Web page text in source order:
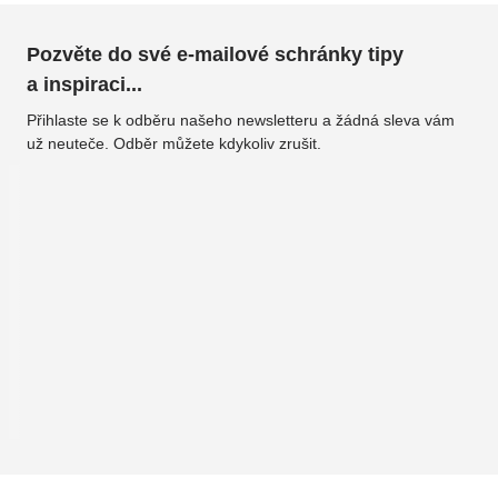
Pozvěte do své e-mailové schránky tipy
a inspiraci...
Přihlaste se k odběru našeho newsletteru a žádná sleva vám
už neuteče. Odběr můžete kdykoliv zrušit.